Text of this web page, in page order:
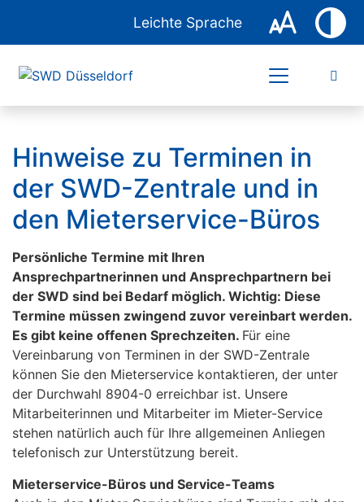
Leichte Sprache
Hinweise zu Terminen in
der SWD-Zentrale und in
den Mieterservice-Büros
Persönliche Termine mit Ihren
Ansprechpartnerinnen und Ansprechpartnern bei
der SWD sind bei Bedarf möglich. Wichtig: Diese
Termine müssen zwingend zuvor vereinbart werden.
Es gibt keine offenen Sprechzeiten. Für eine
Vereinbarung von Terminen in der SWD-Zentrale
können Sie den Mieterservice kontaktieren, der unter
der Durchwahl 8904-0 erreichbar ist. Unsere
Mitarbeiterinnen und Mitarbeiter im Mieter-Service
stehen natürlich auch für Ihre allgemeinen Anliegen
telefonisch zur Unterstützung bereit.
Mieterservice-Büros und Service-Teams